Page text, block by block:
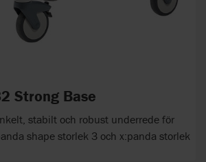
Strong Base
stabilt och robust underrede för
shape storlek 3 och x:panda storlek